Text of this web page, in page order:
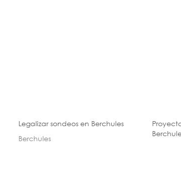
Legalizar sondeos en Berchules
Berchules